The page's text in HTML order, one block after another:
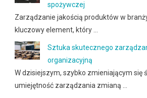
spożywczej
Zarządzanie jakością produktów w
kluczowy element, który …
Sztuka skutecznego
organizacyjną
W dzisiejszym, szybko zmieniającym się
umiejętność zarządzania zmianą …